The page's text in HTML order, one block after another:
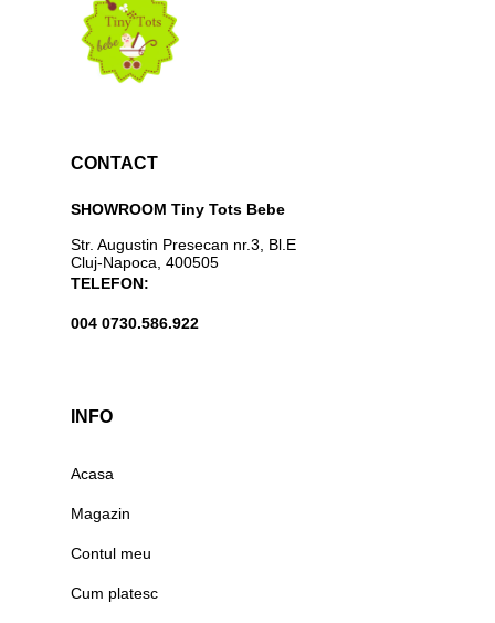
CONTACT
SHOWROOM Tiny Tots Bebe
Str. Augustin Presecan nr.3, Bl.E
Cluj-Napoca, 400505
TELEFON:
004 0730.586.922
INFO
Acasa
Magazin
Contul meu
Cum platesc